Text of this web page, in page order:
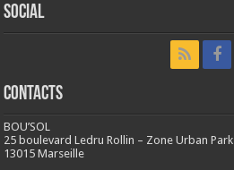
Social
CONTACTS
BOU’SOL
25 boulevard Ledru Rollin – Zone Urban Park
13015 Marseille